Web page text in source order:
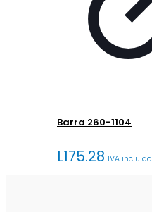
Barra 260-1104
L175.28 IVA incluido